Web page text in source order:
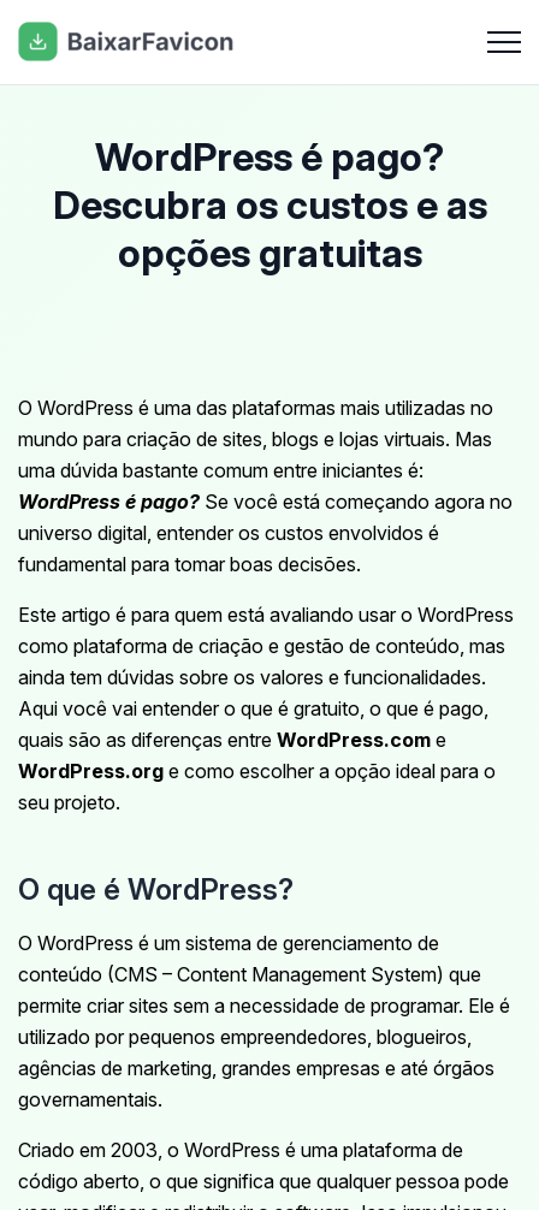
WordPress é pago?
Descubra os custos e as
opções gratuitas
O WordPress é uma das plataformas mais utilizadas no
mundo para criação de sites, blogs e lojas virtuais. Mas
uma dúvida bastante comum entre iniciantes é:
WordPress é pago? Se você está começando agora no
universo digital, entender os custos envolvidos é
fundamental para tomar boas decisões.
Este artigo é para quem está avaliando usar o WordPress
como plataforma de criação e gestão de conteúdo, mas
ainda tem dúvidas sobre os valores e funcionalidades.
Aqui você vai entender o que é gratuito, o que é pago,
quais são as diferenças entre WordPress.com e
WordPress.org e como escolher a opção ideal para o
seu projeto.
O que é WordPress?
O WordPress é um sistema de gerenciamento de
conteúdo (CMS – Content Management System) que
permite criar sites sem a necessidade de programar. Ele é
utilizado por pequenos empreendedores, blogueiros,
agências de marketing, grandes empresas e até órgãos
governamentais.
Criado em 2003, o WordPress é uma plataforma de
código aberto, o que significa que qualquer pessoa pode